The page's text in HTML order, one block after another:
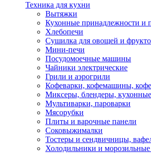
Техника для кухни
Вытяжки
Кухонные принадлежности и
Хлебопечи
Сушилка для овощей и
Мини-печи
Посудомоечные машины
Чайники электрические
Грили и аэрогрили
Кофеварки, кофемашины,
Миксеры, блендеры,
Мультиварки, пароварки
Мясорубки
Плиты и варочные панели
Соковыжималки
Тостеры и сендвичницы,
Холодильники и